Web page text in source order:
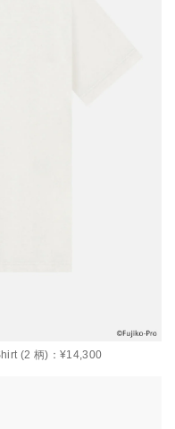
(2 柄)：¥14,300